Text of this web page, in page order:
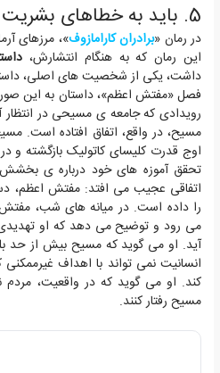
5. باید به خطاهای
در رمان «برادران کارامازوف»، مرزهای
این رمان که به هنگام انتشارش،
داشت، یکی از شخصیت های اصلی،
فصل «مفتش اعظم»، داستان به این
رویدادی که جامعه ی مسیحی در
مسیح، در واقع، اتفاق افتاده است.
اوج قدرت کلیسای کاتولیک بازگشته و
تحقق آموزه های خود درباره ی
اتفاقی عجیب می افتد: مفتش اعظم،
را داده است. در میانه های شب،
می رود و توضیح می دهد که او
آید. او می گوید که مسیح بیش از حد
انسانیت نمی تواند با اهداف
کند. او می گوید که در واقعیت، مردم
مسیح رفتار کنند.